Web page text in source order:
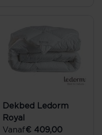
Dekbed Ledorm
Royal
Vanaf€ 409,00